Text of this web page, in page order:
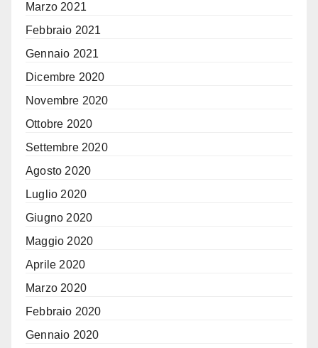
Marzo 2021
Febbraio 2021
Gennaio 2021
Dicembre 2020
Novembre 2020
Ottobre 2020
Settembre 2020
Agosto 2020
Luglio 2020
Giugno 2020
Maggio 2020
Aprile 2020
Marzo 2020
Febbraio 2020
Gennaio 2020